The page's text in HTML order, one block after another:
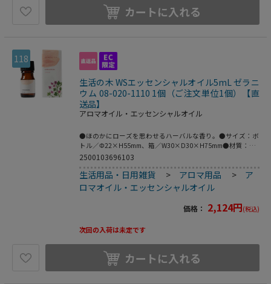
カートに入れる
118
生活の木 WSエッセンシャルオイル5mL ゼラニ
ウム 08-020-1110 1個（ご注文単位1個）【直
送品】
アロマオイル・エッセンシャルオイル
●ほのかにローズを思わせるハーバルな香り。●サイズ：ボ
トル／Φ22×H55mm、箱／W30×D30×H75mm●材質：ボ
トル／ガラス、キャップ・ドロッパー／プラ●おすすめブレ
向け商品です。●こちらの商品は取寄せ商品となり納期が長
期間かかる可能性がございます。また、ご発注後のキャンセ
ルは対応いたしかねますので予めご了承ください。
2500103696103
生活用品・日用雑貨 > アロマ用品 > ア
ロマオイル・エッセンシャルオイル
価格： 2,124円(税込)
次回の入荷は未定です
カートに入れる